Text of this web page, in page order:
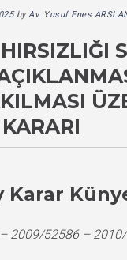
byAv. Yusuf Enes
Karar
– 2009/52586 –